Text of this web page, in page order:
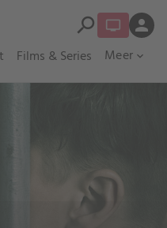
Films & Series Meer expand_more
search person